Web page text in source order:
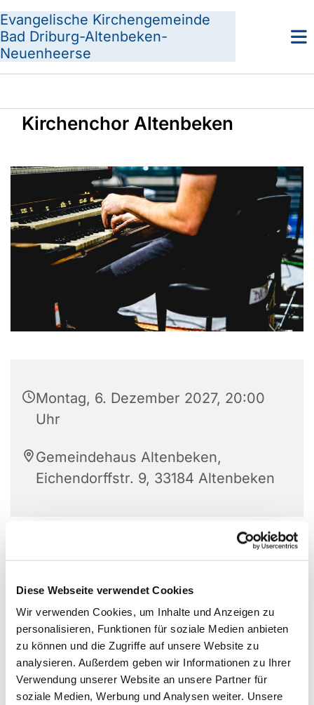
Diese Webseite verwendet Cookies
Wir verwenden Cookies, um Inhalte und Anzeigen zu
personalisieren, Funktionen für soziale Medien anbieten
zu können und die Zugriffe auf unsere Website zu
analysieren. Außerdem geben wir Informationen zu Ihrer
Verwendung unserer Website an unsere Partner für
soziale Medien, Werbung und Analysen weiter. Unsere
Evangelische Kirchengemeinde
Bad Driburg-Altenbeken-
Neuenheerse
Kirchenchor Altenbeken
Montag, 6. Dezember 2027, 20:00
Uhr
Gemeindehaus Altenbeken,
Eichendorffstr. 9, 33184 Altenbeken